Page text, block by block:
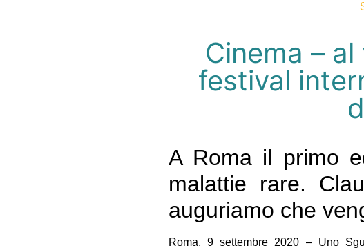
Cinema –
festival
A Roma il primo
malattie rare.
auguriamo che
Roma, 9 settembre 2020 – Uno